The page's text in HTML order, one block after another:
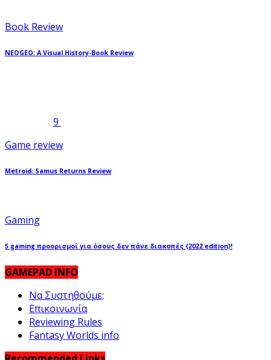
Book Review
NEOGEO: A Visual History-Book Review
9
Game review
Metroid: Samus Returns Review
Gaming
5 gaming προορισμοί για όσους δεν πάνε διακοπές (2022 edition)!
GAMEPAD INFO
Να Συστηθούμε;
Επικοινωνία
Reviewing Rules
Fantasy Worlds info